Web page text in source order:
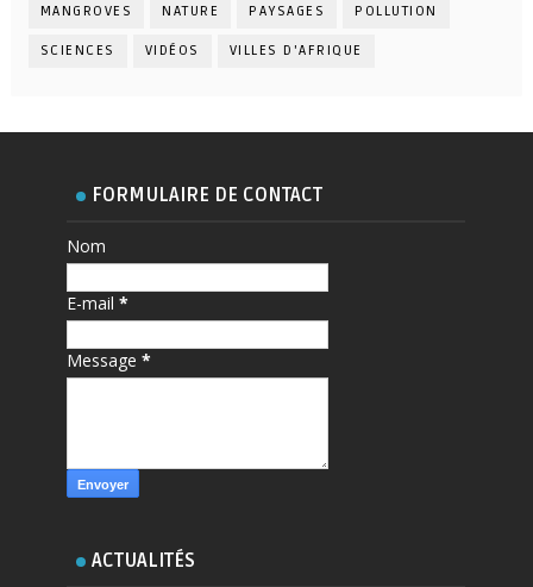
MANGROVES NATURE PAYSAGES POLLUTION
SCIENCES VIDÉOS VILLES D'AFRIQUE
FORMULAIRE DE CONTACT
Nom
E-mail*
Message*
ACTUALITÉS